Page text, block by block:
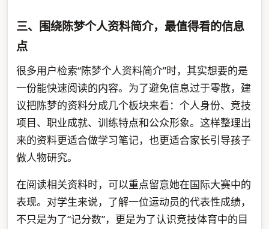
三、围绕陈梦个人资料简介，最值得看的信息
点
很多用户检索“陈梦个人资料简介”时，其实想要的是
一份能快速阅读的内容。为了避免信息过于零散，建
议把陈梦的资料分成几个板块来看：个人身份、竞技
项目、职业成就、训练特点和公众形象。这样整理出
来的资料更适合做学习笔记，也更适合家长引导孩子
做人物研究。
在阅读相关资料时，可以重点留意她在国际大赛中的
表现。对学生来说，了解一位运动员的代表性成绩，
不只是为了“记分数”，更是为了认识竞技体育中的目